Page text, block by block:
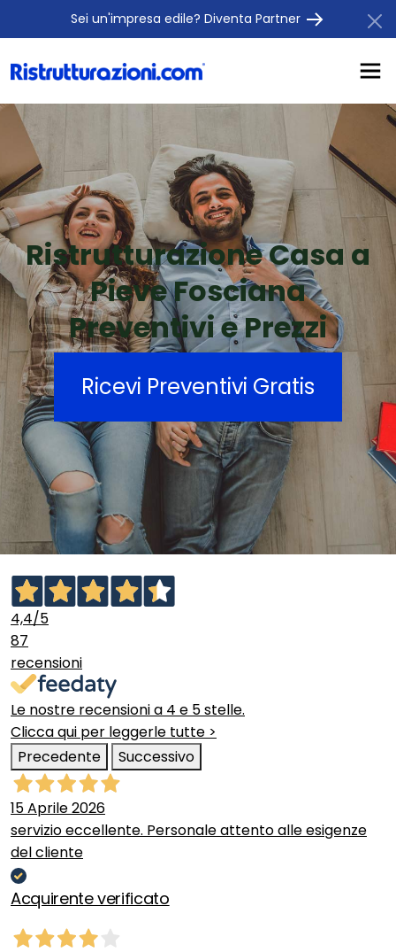
Sei un'impresa edile? Diventa Partner
Ristrutturazione Casa a
Pieve Fosciana
Preventivi e Prezzi
Ricevi Preventivi Gratis
4,4/5
87
recensioni
Le nostre recensioni a 4 e 5 stelle.
Clicca qui per leggerle tutte >
Precedente
Successivo
15 Aprile 2026
servizio eccellente. Personale attento alle esigenze
del cliente
Acquirente verificato